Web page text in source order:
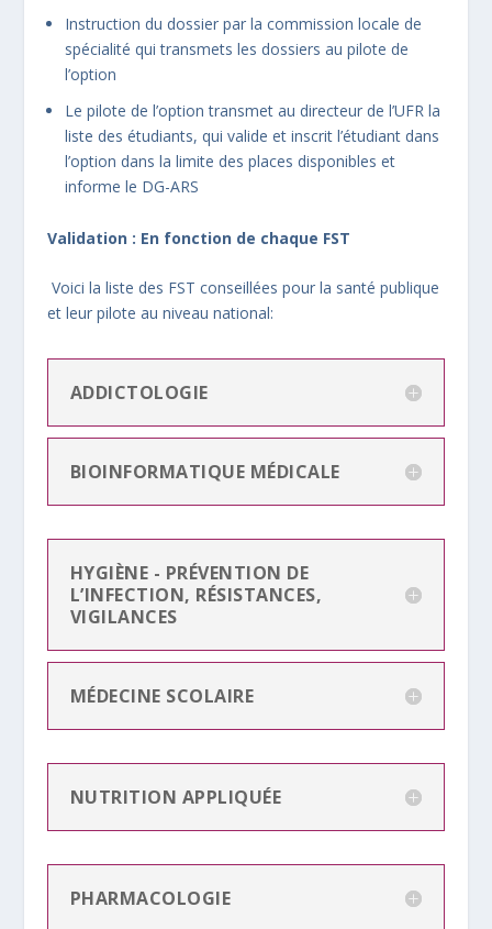
Instruction du dossier par la commission locale de
spécialité qui transmets les dossiers au pilote de
l’option
Le pilote de l’option transmet au directeur de l’UFR la
liste des étudiants, qui valide et inscrit l’étudiant dans
l’option dans la limite des places disponibles et
informe le DG-ARS
Validation : En fonction de chaque FST
Voici la liste des FST conseillées pour la santé publique
et leur pilote au niveau national:
ADDICTOLOGIE
BIOINFORMATIQUE MÉDICALE
HYGIÈNE - PRÉVENTION DE
L’INFECTION, RÉSISTANCES,
VIGILANCES
MÉDECINE SCOLAIRE
NUTRITION APPLIQUÉE
PHARMACOLOGIE